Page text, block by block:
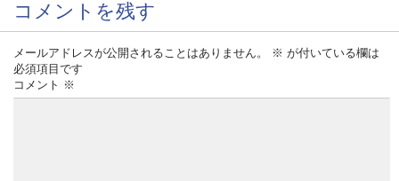
コメントを残す
メールアドレスが公開されることはありません。 ※ が付いている欄は
必須項目です
コメント ※